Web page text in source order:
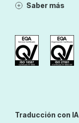
Saber más
Traducción con IA